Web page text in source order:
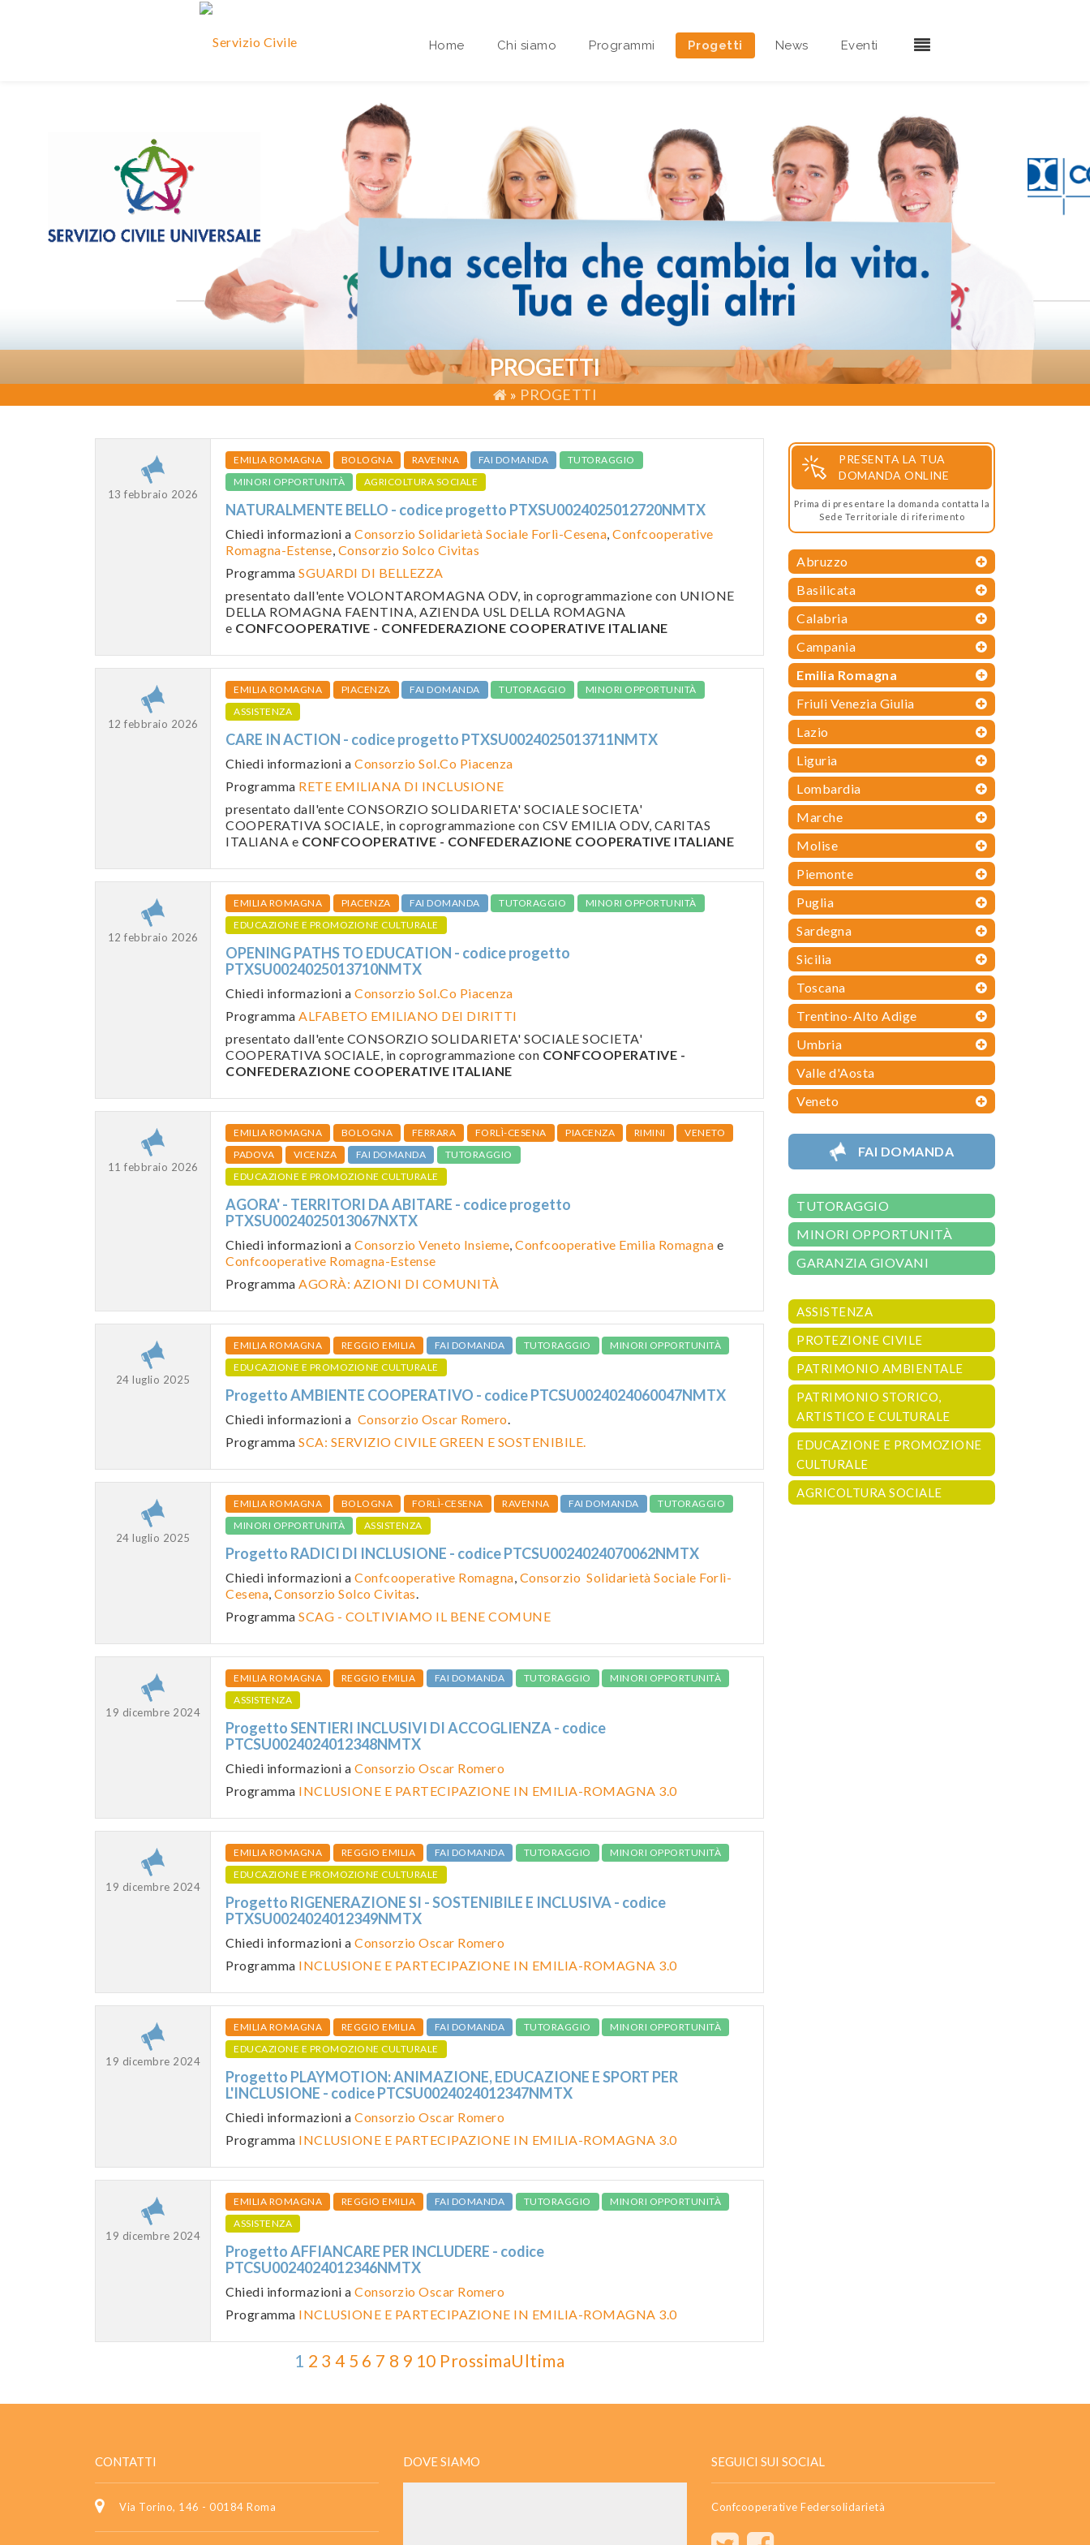
Home Chi siamo
Area riservata Sedi Territoriali
Programmi Progetti News Eventi
PROGETTI
» PROGETTI
13 febbraio 2026
EMILIA ROMAGNA BOLOGNA RAVENNA FAI DOMANDA
TUTORAGGIO
MINORI OPPORTUNITÀ
AGRICOLTURA SOCIALE
NATURALMENTE BELLO - codice progetto PTXSU0024025012720NMTX
Chiedi informazioni a Consorzio Solidarietà Sociale Forlì-Cesena, Confcooperative
Romagna-Estense, Consorzio Solco Civitas
Programma SGUARDI DI BELLEZZA
presentato dall'ente VOLONTAROMAGNA ODV, in coprogrammazione con UNIONE
DELLA ROMAGNA FAENTINA, AZIENDA USL DELLA ROMAGNA
e CONFCOOPERATIVE - CONFEDERAZIONE COOPERATIVE ITALIANE
12 febbraio 2026
EMILIA ROMAGNA PIACENZA FAI DOMANDA TUTORAGGIO
MINORI OPPORTUNITÀ
ASSISTENZA
CARE IN ACTION - codice progetto PTXSU0024025013711NMTX
Chiedi informazioni a Consorzio Sol.Co Piacenza
Programma RETE EMILIANA DI INCLUSIONE
presentato dall'ente CONSORZIO SOLIDARIETA' SOCIALE SOCIETA'
COOPERATIVA SOCIALE, in coprogrammazione con CSV EMILIA ODV, CARITAS
ITALIANA e CONFCOOPERATIVE - CONFEDERAZIONE COOPERATIVE ITALIANE
12 febbraio 2026
EMILIA ROMAGNA PIACENZA FAI DOMANDA TUTORAGGIO
MINORI OPPORTUNITÀ
EDUCAZIONE E PROMOZIONE CULTURALE
OPENING PATHS TO EDUCATION - codice progetto
PTXSU0024025013710NMTX
Chiedi informazioni a Consorzio Sol.Co Piacenza
Programma ALFABETO EMILIANO DEI DIRITTI
presentato dall'ente CONSORZIO SOLIDARIETA' SOCIALE SOCIETA'
COOPERATIVA SOCIALE, in coprogrammazione con CONFCOOPERATIVE -
CONFEDERAZIONE COOPERATIVE ITALIANE
11 febbraio 2026
EMILIA ROMAGNA BOLOGNA FERRARA FORLÌ-CESENA PIACENZA RIMINI
VENETO
PADOVA
VICENZA FAI DOMANDA
TUTORAGGIO
EDUCAZIONE E PROMOZIONE CULTURALE
AGORA' - TERRITORI DA ABITARE - codice progetto
PTXSU0024025013067NXTX
Chiedi informazioni a Consorzio Veneto Insieme, Confcooperative Emilia Romagna e
Confcooperative Romagna-Estense
Programma AGORÀ: AZIONI DI COMUNITÀ
24 luglio 2025
EMILIA ROMAGNA REGGIO EMILIA FAI DOMANDA TUTORAGGIO
MINORI OPPORTUNITÀ
EDUCAZIONE E PROMOZIONE CULTURALE
Progetto AMBIENTE COOPERATIVO - codice PTCSU0024024060047NMTX
Chiedi informazioni a Consorzio Oscar Romero.
Programma SCA: SERVIZIO CIVILE GREEN E SOSTENIBILE.
24 luglio 2025
EMILIA ROMAGNA BOLOGNA FORLÌ-CESENA RAVENNA FAI DOMANDA
TUTORAGGIO
MINORI OPPORTUNITÀ
ASSISTENZA
Progetto RADICI DI INCLUSIONE - codice PTCSU0024024070062NMTX
Chiedi informazioni a Confcooperative Romagna, Consorzio Solidarietà Sociale Forlì-
Cesena, Consorzio Solco Civitas.
Programma SCAG - COLTIVIAMO IL BENE COMUNE
19 dicembre 2024
EMILIA ROMAGNA REGGIO EMILIA FAI DOMANDA TUTORAGGIO
MINORI OPPORTUNITÀ
ASSISTENZA
Progetto SENTIERI INCLUSIVI DI ACCOGLIENZA - codice
PTCSU0024024012348NMTX
Chiedi informazioni a Consorzio Oscar Romero
Programma INCLUSIONE E PARTECIPAZIONE IN EMILIA-ROMAGNA 3.0
19 dicembre 2024
EMILIA ROMAGNA REGGIO EMILIA FAI DOMANDA TUTORAGGIO
MINORI OPPORTUNITÀ
EDUCAZIONE E PROMOZIONE CULTURALE
Progetto RIGENERAZIONE SI - SOSTENIBILE E INCLUSIVA - codice
PTXSU0024024012349NMTX
Chiedi informazioni a Consorzio Oscar Romero
Programma INCLUSIONE E PARTECIPAZIONE IN EMILIA-ROMAGNA 3.0
19 dicembre 2024
EMILIA ROMAGNA REGGIO EMILIA FAI DOMANDA TUTORAGGIO
MINORI OPPORTUNITÀ
EDUCAZIONE E PROMOZIONE CULTURALE
Progetto PLAYMOTION: ANIMAZIONE, EDUCAZIONE E SPORT PER
L'INCLUSIONE - codice PTCSU0024024012347NMTX
Chiedi informazioni a Consorzio Oscar Romero
Programma INCLUSIONE E PARTECIPAZIONE IN EMILIA-ROMAGNA 3.0
19 dicembre 2024
EMILIA ROMAGNA REGGIO EMILIA FAI DOMANDA TUTORAGGIO
MINORI OPPORTUNITÀ
ASSISTENZA
Progetto AFFIANCARE PER INCLUDERE - codice
PTCSU0024024012346NMTX
Chiedi informazioni a Consorzio Oscar Romero
Programma INCLUSIONE E PARTECIPAZIONE IN EMILIA-ROMAGNA 3.0
1 2 3 4 5 6 7 8 9 10 ProssimaUltima
PRESENTA LA TUA
DOMANDA ONLINE
Prima di presentare la domanda contatta la
Sede Territoriale di riferimento
Abruzzo
Basilicata
Calabria
Campania
Emilia Romagna
Friuli Venezia Giulia
Lazio
Liguria
Lombardia
Marche
Molise
Piemonte
Puglia
Sardegna
Sicilia
Toscana
Trentino-Alto Adige
Umbria
Valle d'Aosta
Veneto
FAI DOMANDA
TUTORAGGIO
MINORI OPPORTUNITÀ
GARANZIA GIOVANI
ASSISTENZA
PROTEZIONE CIVILE
PATRIMONIO AMBIENTALE
PATRIMONIO STORICO,
ARTISTICO E CULTURALE
EDUCAZIONE E PROMOZIONE
CULTURALE
AGRICOLTURA SOCIALE
CONTATTI
Via Torino, 146 - 00184 Roma
DOVE SIAMO SEGUICI SUI SOCIAL
Confcooperative Federsolidarietà